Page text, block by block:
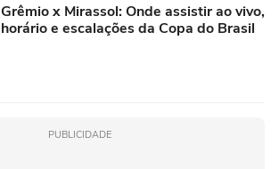
Grêmio x Mirassol: Onde assistir ao vivo,
horário e escalações da Copa do Brasil
PUBLICIDADE